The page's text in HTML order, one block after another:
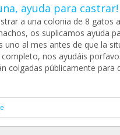
ayuda para castrar!
a una colonia de 8 gatos
os suplicamos ayuda
uno al mes antes de que la
nos ayudáis
colgadas públicamente para